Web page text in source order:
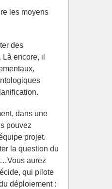
les moyens
des
encore, il
dans une
pouvez
projet.
la question du
aurez
qui pilote
déploiement :